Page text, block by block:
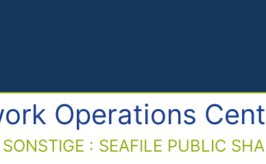
Operations
: SEAFILE PUBLIC